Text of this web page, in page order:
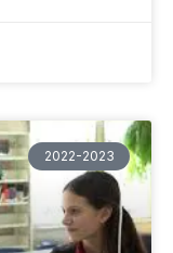
2022-2023